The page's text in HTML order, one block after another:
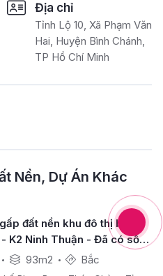
Địa chỉ
Tỉnh Lộ 10, Xã Phạm Văn
Hai, Huyện Bình Chánh,
TP Hồ Chí Minh
Nền, Dự Án Khác
đất nền khu đô thị biển
- K2 Ninh Thuận - Đã có sổ
lâu dài
93m2 Bắc